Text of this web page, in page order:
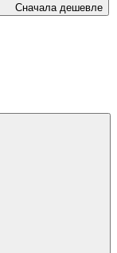
Сначала дешевле